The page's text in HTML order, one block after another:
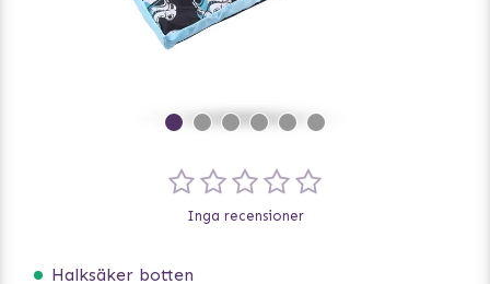
Halksäker botten
Inga recensioner